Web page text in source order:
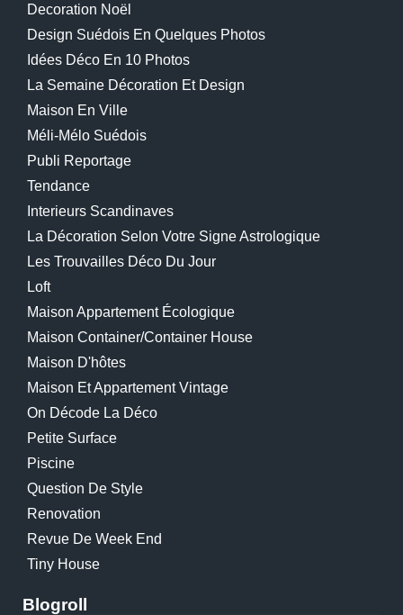
Decoration Noël
Design Suédois En Quelques Photos
Idées Déco En 10 Photos
La Semaine Décoration Et Design
Maison En Ville
Méli-Mélo Suédois
Publi Reportage
Tendance
Interieurs Scandinaves
La Décoration Selon Votre Signe Astrologique
Les Trouvailles Déco Du Jour
Loft
Maison Appartement Écologique
Maison Container/container House
Maison D'hôtes
Maison Et Appartement Vintage
On Décode La Déco
Petite Surface
Piscine
Question De Style
Renovation
Revue De Week End
Tiny House
Blogroll